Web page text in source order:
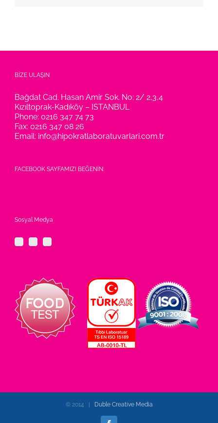
BİZE ULAŞIN
Bağdat Cad. Hasan Amir Sok. No: 2/ 2,3,4
Kızıltoprak-Kadıköy – ISTANBUL
Phone: 0216 347 74 73
Fax: 0216 347 08 26
Email: info@hipokratlaboratuvarlari.com.tr
FACEBOOK SAYFAMIZI BEĞENİN:
Sosyal Medya
© 2014 | Duble Creative Media